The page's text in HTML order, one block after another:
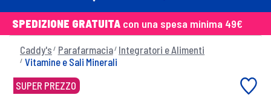
SPEDIZIONE GRATUITA con una spesa minima 49€
Caddy's Parafarmacia Integratori e Alimenti
Vitamine e Sali Minerali
SUPER PREZZO